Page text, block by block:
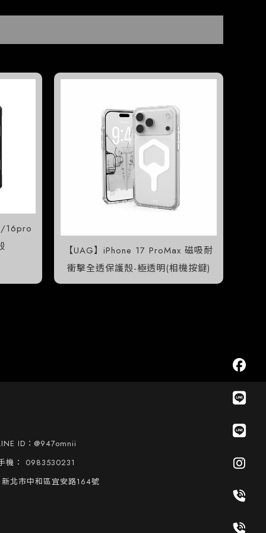
16pro
【UAG】iPhone 17 ProMax 磁吸耐
衝擊全透保護殼-極透明(相機按鍵)
ID： @947omnii
0983530231
新北市中和區宜安路164號